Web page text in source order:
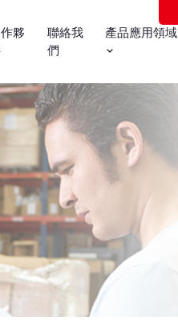
夥
聯絡我
們
產品應用領域